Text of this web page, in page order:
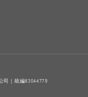
司｜統編83044779